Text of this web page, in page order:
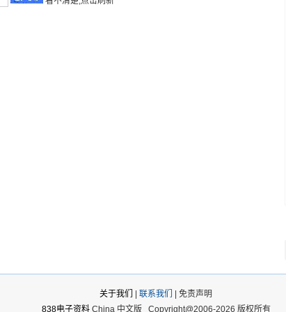
关于我们 联系我们
| 免责声明
838电子资料China 中文版 Copyright@2006-2026 版权所有